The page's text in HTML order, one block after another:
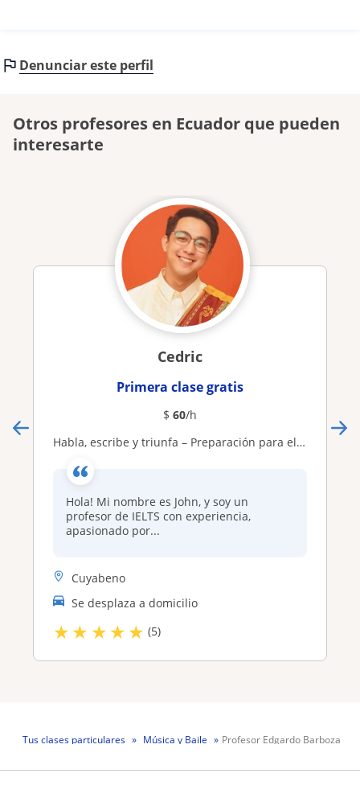
Denunciar este perfil
Otros profesores en Ecuador que pueden
interesarte
Cedric
Primera clase gratis
$ 60/h
Habla, escribe y triunfa – Preparación para el IELTS con John
Hola! Mi nombre es John, y soy un
profesor de IELTS con experiencia,
apasionado por...
Cuyabeno
Se desplaza a domicilio
★★ ★★★ (5)
Tus clases particulares Música y Baile Profesor Edgardo Barboza